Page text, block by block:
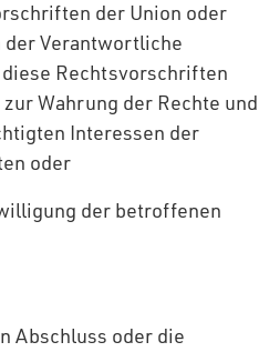
der Union oder
Verantwortliche
Rechtsvorschriften
Wahrung der Rechte und
Interessen der
oder
der betroffenen
Abschluss oder die